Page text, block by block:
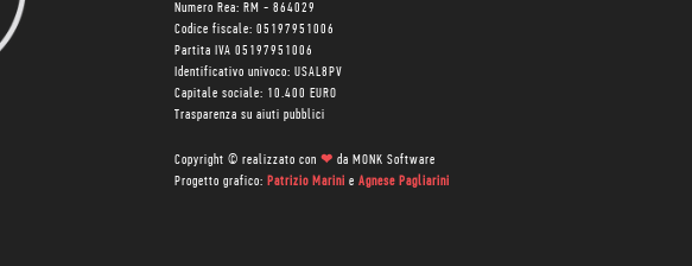
Numero Rea: RM - 864029
Codice fiscale: 05197951006
Partita IVA 05197951006
Identificativo univoco: USAL8PV
Capitale sociale: 10.400 EURO
Trasparenza su aiuti pubblici
Copyright © realizzato con ❤ da MONK Software
Progetto grafico: Patrizio Marini e Agnese Pagliarini